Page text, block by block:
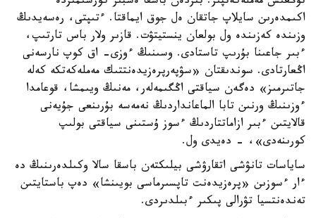
اكىمدەرىن سايلاپ جاتقان ەل جوق ايماقتا. ءتىپتى، رەسەيدىڭ
وزىندە كەزىندە ول بولعان ينستيتۋت. قازىر ولار باس تارتىپ،
ءبىر جاعىنا بۇرىپ تاستادى. وسىنىڭ ءوزى- اق كوپ نارسەنى
اڭعارتادى. سوندىقتان «سۋپەرپرەزيدەنتتىك مەملەكەتكە كەلە
جاتىرمىز» دەگەن سياقتى اڭگىمەلەر، مەنىڭ ويىمشا، قوعامدا
ءوزىنىڭ ورنىن تابا الماعانداردىڭ نەمەسە بۇرىنعى جۇيەنى
قالايتىن ءبىر ازاماتتاردىڭ ءسوز ۇستىنى سياقتى بولىپ
كورىنەدى»، - دەيدى ول.
ساياسات تانۋشى اتقارۋشى بيلىكتەن باسقا سالا وكىلدەرىنىڭ دە
ءار ءسوزىن «پرەزيدەنت تاپسىرماسى بويىنشا» دەپ باستايتىن
تەندەنتسيا تۋرالى پىكىر ءبىلدىردى.